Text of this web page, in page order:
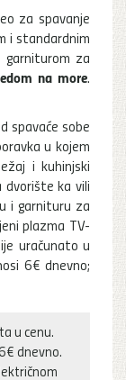
za spavanje
i standardnim
za
na more.
spavaće sobe
u kojem
i kuhinjski
dvorište ka vili
i garnituru za
plazma TV-
uračunato u
6€ dnevno;
u cenu.
dnevno.